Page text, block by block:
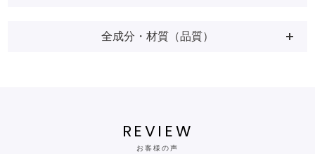
全成分・材質（品質）
REVIEW
お客様の声